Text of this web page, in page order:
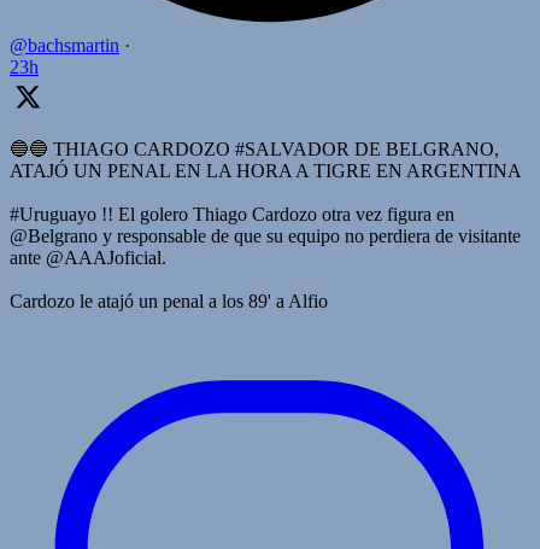
@bachsmartin ·
23h
🔵🔵 THIAGO CARDOZO #SALVADOR DE BELGRANO,
ATAJÓ UN PENAL EN LA HORA A TIGRE EN ARGENTINA
#Uruguayo !! El golero Thiago Cardozo otra vez figura en
@Belgrano y responsable de que su equipo no perdiera de visitante
ante @AAAJoficial.
Cardozo le atajó un penal a los 89' a Alfio